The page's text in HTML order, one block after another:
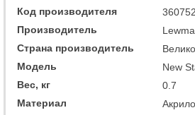
Код производителя
Производитель
Страна производитель
Модель
New
Вес, кг
0.7
Материал